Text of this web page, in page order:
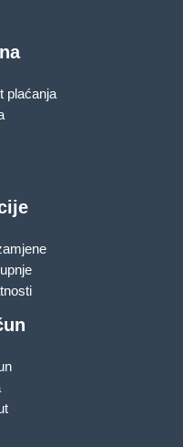
plaćanja